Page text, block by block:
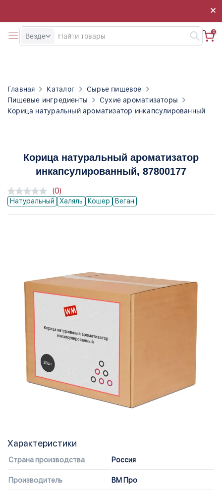
×
×
Везде
0
Главная Каталог
Сырье пищевое
Пищевые ингредиенты
Сухие ароматизаторы
Корица натуральный ароматизатор инкапсулированный
Корица натуральный ароматизатор
инкапсулированный, 87800177
Натуральный Халяль Кошер Веган
(0)
Характеристики
Страна производства Россия
Производитель ВМ Про